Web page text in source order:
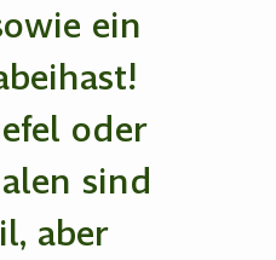
ein
oder
sind
aber